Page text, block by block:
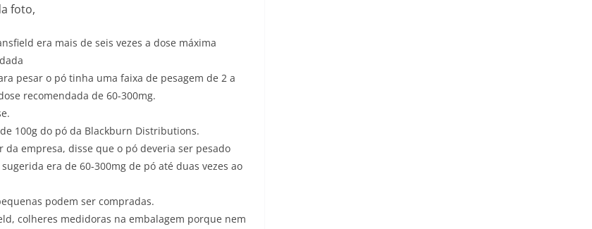
foto,
era mais de seis vezes a dose máxima
pesar o pó tinha uma faixa de pesagem de 2 a
recomendada de 60-300mg.
100g do pó da Blackburn Distributions.
empresa, disse que o pó deveria ser pesado
era de 60-300mg de pó até duas vezes ao
podem ser compradas.
colheres medidoras na embalagem porque nem